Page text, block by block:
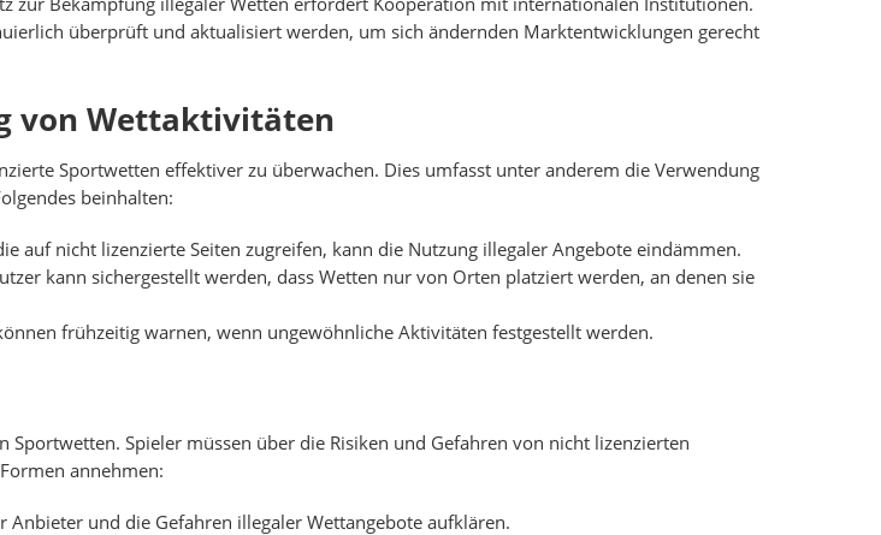
überprüft und aktualisiert werden, um sich ändernden Marktentwicklungen gerecht
von Wettaktivitäten
Sportwetten effektiver zu überwachen. Dies umfasst unter anderem die Verwendung
beinhalten:
auf nicht lizenzierte Seiten zugreifen, kann die Nutzung illegaler Angebote eindämmen.
kann sichergestellt werden, dass Wetten nur von Orten platziert werden, an denen sie
frühzeitig warnen, wenn ungewöhnliche Aktivitäten festgestellt werden.
Spieler müssen über die Risiken und Gefahren von nicht lizenzierten
annehmen:
Anbieter und die Gefahren illegaler Wettangebote aufklären.